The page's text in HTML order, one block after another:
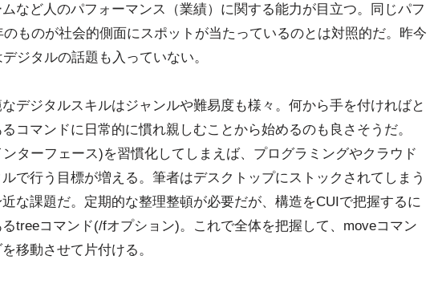
など人のパフォーマンス（業績）に関する能力が目立つ。同じパフ
のものが社会的側面にスポットが当たっているのとは対照的だ。昨今
ジタルの話題も入っていない。
デジタルスキルはジャンルや難易度も様々。何から手を付ければと
コマンドに日常的に慣れ親しむことから始めるのも良さそうだ。
ターフェース)を習慣化してしまえば、プログラミングやクラウド
で行う目標が増える。筆者はデスクトップにストックされてしまう
な課題だ。定期的な整理整頓が必要だが、構造をCUIで把握するに
treeコマンド(/fオプション)。これで全体を把握して、moveコマン
移動させて片付ける。